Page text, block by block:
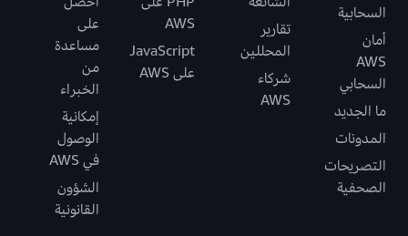
السحابية
أمان
AWS
السحابي
ما الجديد
المدونات
التصريحات
الصحفية
تقارير
المحللين
شركاء
AWS
AWS
JavaScript
على AWS
على
مساعدة
من
الخبراء
إمكانية
الوصول
في AWS
الشؤون
القانونية